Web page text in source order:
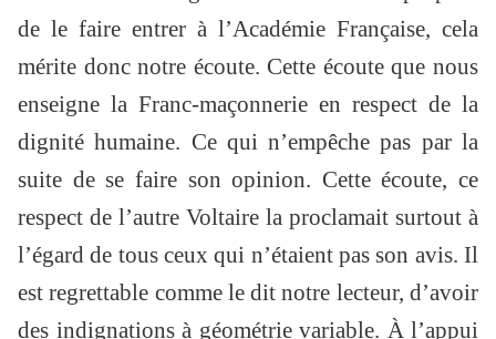
de le faire entrer à l’Académie Française, cela
mérite donc notre écoute. Cette écoute que nous
enseigne la Franc-maçonnerie en respect de la
dignité humaine. Ce qui n’empêche pas par la
suite de se faire son opinion. Cette écoute, ce
respect de l’autre Voltaire la proclamait surtout à
l’égard de tous ceux qui n’étaient pas son avis. Il
est regrettable comme le dit notre lecteur, d’avoir
des indignations à géométrie variable. À l’appui